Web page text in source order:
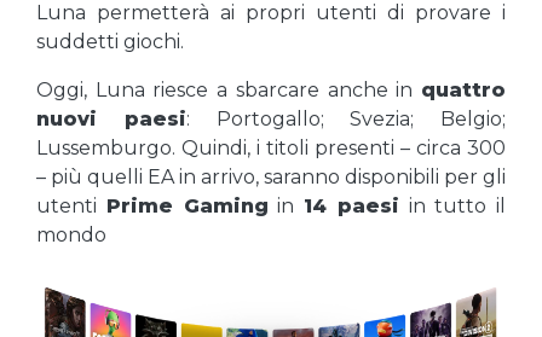
Luna permetterà ai propri utenti di provare i
suddetti giochi.
Oggi, Luna riesce a sbarcare anche in quattro
nuovi paesi: Portogallo; Svezia; Belgio;
Lussemburgo. Quindi, i titoli presenti – circa 300
– più quelli EA in arrivo, saranno disponibili per gli
utenti Prime Gaming in 14 paesi in tutto il
mondo